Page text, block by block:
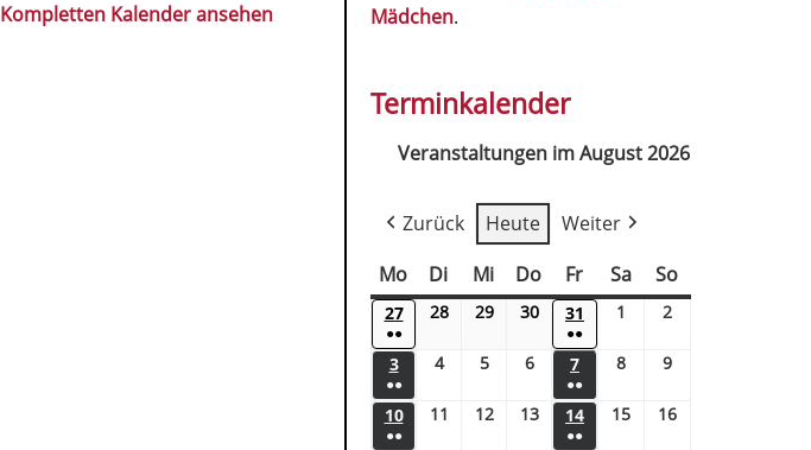
Kompletten Kalender ansehen
Mädchen.
Terminkalender
Veranstaltungen im August 2026
Zurück Heute
Weiter
Mo
Di Mi Do Fr Sa So
27
●●
28 29 30 31
●●
1 2
3
●●
4 5 6 7
●●
8 9
10
●●
11 12 13 14
●●
15 16